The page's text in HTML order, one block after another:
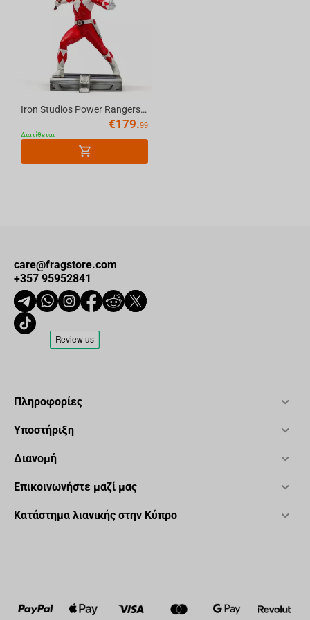
Iron Studios Power Rangers - Red Ranger Statue Art Scale 1/10
€179.99
Διατίθεται
care@fragstore.com
+357 95952841
Πληροφορίες
Υποστήριξη
Διανομή
Επικοινωνήστε μαζί μας
Κατάστημα λιανικής στην Κύπρο